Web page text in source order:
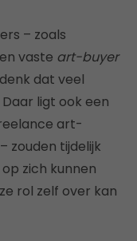
– zoals
vaste art-buyer
dat veel
ligt ook een
art-
zouden tijdelijk
zich kunnen
rol zelf over kan